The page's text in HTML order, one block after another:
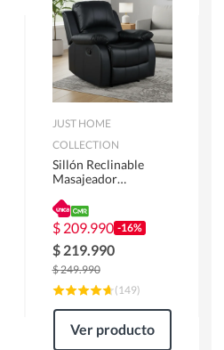
JUST HOME
COLLECTION
Sillón Reclinable
Masajeador
Atlanta 91x101x94
cm Negro
$ 209.990 -16%
$ 219.990
$249.990
(149)
Ver producto